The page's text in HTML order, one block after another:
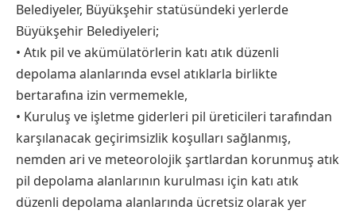
Belediyeler, Büyükşehir statüsündeki yerlerde
Büyükşehir Belediyeleri;
• Atık pil ve akümülatörlerin katı atık düzenli
depolama alanlarında evsel atıklarla birlikte
bertarafına izin vermemekle,
• Kuruluş ve işletme giderleri pil üreticileri tarafından
karşılanacak geçirimsizlik koşulları sağlanmış,
nemden ari ve meteorolojik şartlardan korunmuş atık
pil depolama alanlarının kurulması için katı atık
düzenli depolama alanlarında ücretsiz olarak yer